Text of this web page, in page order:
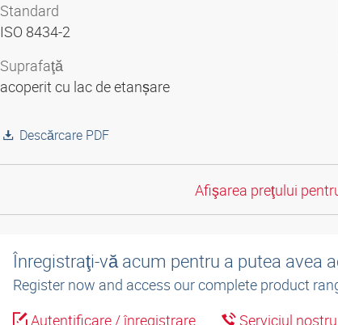
Standard
ISO 8434-2
Suprafaţă
acoperit cu lac de etanșare
Descărcare PDF
Afişarea preţului
Înregistraţi-vă acum pentru a putea avea
Register now and access our complete product
Autentificare / înregistrare
Serviciul